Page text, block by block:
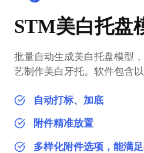
STM美白托盘
批量自动生成美白托盘模型
艺制作美白牙托。软件包含以
自动打标、加底
附件精准放置
多样化附件选项，能满